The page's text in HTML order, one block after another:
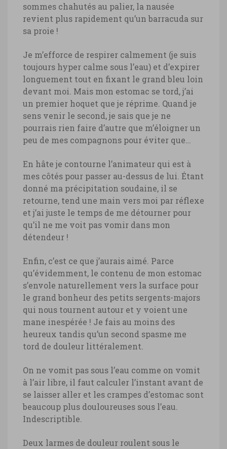
sommes chahutés au palier, la nausée
revient plus rapidement qu’un barracuda sur
sa proie !
Je m’efforce de respirer calmement (je suis
toujours hyper calme sous l’eau) et d’expirer
longuement tout en fixant le grand bleu loin
devant moi. Mais mon estomac se tord, j’ai
un premier hoquet que je réprime. Quand je
sens venir le second, je sais que je ne
pourrais rien faire d’autre que m’éloigner un
peu de mes compagnons pour éviter que…
En hâte je contourne l’animateur qui est à
mes côtés pour passer au-dessus de lui. Étant
donné ma précipitation soudaine, il se
retourne, tend une main vers moi par réflexe
et j’ai juste le temps de me détourner pour
qu’il ne me voit pas vomir dans mon
détendeur !
Enfin, c’est ce que j’aurais aimé. Parce
qu’évidemment, le contenu de mon estomac
s’envole naturellement vers la surface pour
le grand bonheur des petits sergents-majors
qui nous tournent autour et y voient une
mane inespérée ! Je fais au moins des
heureux tandis qu’un second spasme me
tord de douleur littéralement.
On ne vomit pas sous l’eau comme on vomit
à l’air libre, il faut calculer l’instant avant de
se laisser aller et les crampes d’estomac sont
beaucoup plus douloureuses sous l’eau.
Indescriptible.
Deux larmes de douleur roulent sous le